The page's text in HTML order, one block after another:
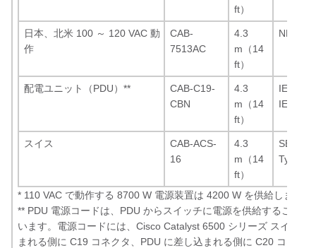
ft）
日本、北米 100 ～ 120 VAC 動
作
CAB-
7513AC
4.3
m（14
ft）
NEMA
配電ユニット（PDU） **
CAB-C19-
CBN
4.3
m（14
ft）
IEC
IEC
スイス
CAB-ACS-
16
4.3
m（14
ft）
SEV
Type 23
* 110 VAC で動作する 8700 W 電源装置は 4200 W を供給します。
** PDU 電源コードは、PDU からスイッチに電源を供給することを
います。電源コードには、Cisco Catalyst 6500 シリーズ スイッチ
まれる側に C19 コネクタ、PDU に差し込まれる側に C20 コネク